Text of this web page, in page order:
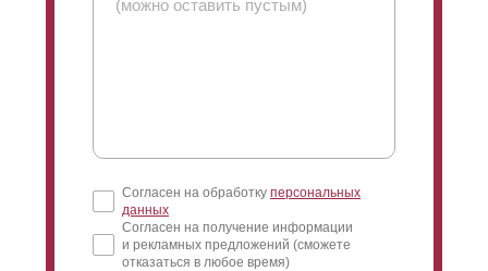
Согласен на обработку персональных
данных
Согласен на получение информации
и рекламных предложений (сможете
отказаться в любое время)